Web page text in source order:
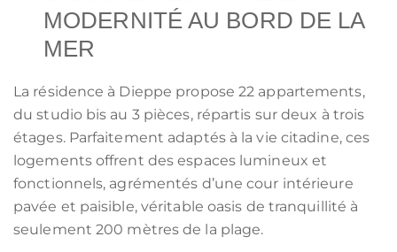
MODERNITÉ AU BORD DE LA
MER
La résidence à Dieppe propose 22 appartements,
du studio bis au 3 pièces, répartis sur deux à trois
étages. Parfaitement adaptés à la vie citadine, ces
logements offrent des espaces lumineux et
fonctionnels, agrémentés d’une cour intérieure
pavée et paisible, véritable oasis de tranquillité à
seulement 200 mètres de la plage.